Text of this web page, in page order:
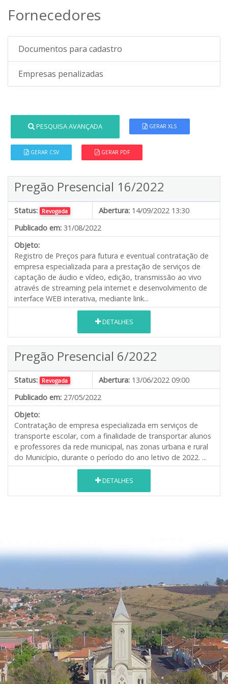
Fornecedores
Documentos para cadastro
Empresas penalizadas
PESQUISA AVANÇADA GERAR XLS
GERAR CSV GERAR PDF
Pregão Presencial 16/2022
Status: Revogada Abertura: 14/09/2022 13:30
Publicado em: 31/08/2022
Objeto:
Registro de Preços para futura e eventual contratação de
empresa especializada para a prestação de serviços de
captação de áudio e vídeo, edição, transmissão ao vivo
através de streaming pela internet e desenvolvimento de
interface WEB interativa, mediante link...
DETALHES
Pregão Presencial 6/2022
Status: Revogada Abertura: 13/06/2022 09:00
Publicado em: 27/05/2022
Objeto:
Contratação de empresa especializada em serviços de
transporte escolar, com a finalidade de transportar alunos
e professores da rede municipal, nas zonas urbana e rural
do Município, durante o período do ano letivo de 2022. ...
DETALHES